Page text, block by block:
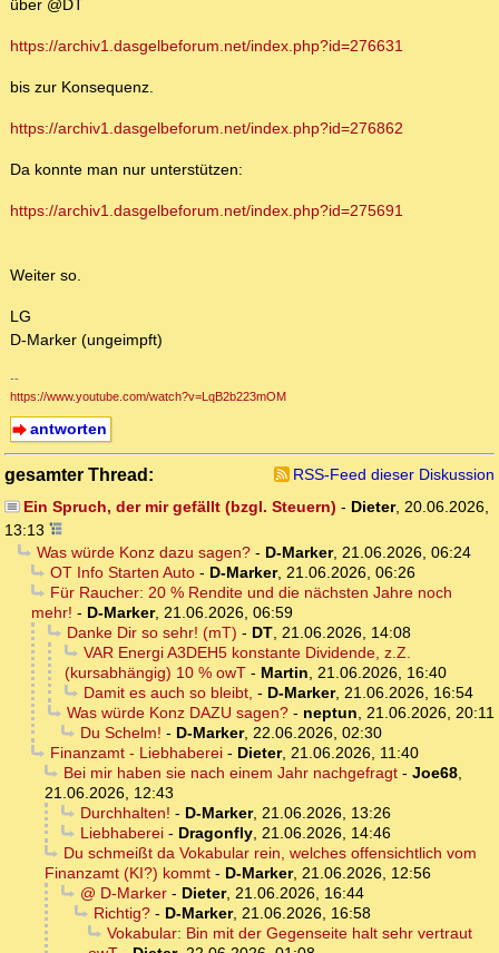
über @DT
https://archiv1.dasgelbeforum.net/index.php?id=276631
bis zur Konsequenz.
https://archiv1.dasgelbeforum.net/index.php?id=276862
Da konnte man nur unterstützen:
https://archiv1.dasgelbeforum.net/index.php?id=275691
Weiter so.
LG
D-Marker (ungeimpft)
--
https://www.youtube.com/watch?v=LqB2b223mOM
antworten
gesamter Thread:
RSS-Feed dieser Diskussion
Ein Spruch, der mir gefällt (bzgl. Steuern) - Dieter, 20.06.2026,
13:13
Was würde Konz dazu sagen?- D-Marker, 21.06.2026, 06:24
OT Info Starten Auto- D-Marker, 21.06.2026, 06:26
Für Raucher: 20 % Rendite und die nächsten Jahre noch
mehr! - D-Marker, 21.06.2026, 06:59
Danke Dir so sehr! (mT) - DT, 21.06.2026, 14:08
VAR Energi A3DEH5 konstante Dividende, z.Z.
(kursabhängig) 10 % owT - Martin, 21.06.2026, 16:40
Damit es auch so bleibt, - D-Marker, 21.06.2026, 16:54
Was würde Konz DAZU sagen?- neptun, 21.06.2026, 20:11
Du Schelm! - D-Marker, 22.06.2026, 02:30
Finanzamt - Liebhaberei- Dieter, 21.06.2026, 11:40
Bei mir haben sie nach einem Jahr nachgefragt- Joe68,
21.06.2026, 12:43
Durchhalten! - D-Marker, 21.06.2026, 13:26
Liebhaberei- Dragonfly, 21.06.2026, 14:46
Du schmeißt da Vokabular rein, welches offensichtlich vom
Finanzamt (KI?) kommt - D-Marker, 21.06.2026, 12:56
@ D-Marker- Dieter, 21.06.2026, 16:44
Richtig?- D-Marker, 21.06.2026, 16:58
Vokabular: Bin mit der Gegenseite halt sehr vertraut